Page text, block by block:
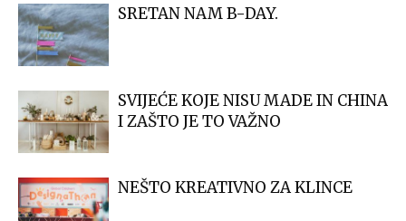
SRETAN NAM B-DAY.
SVIJEĆE KOJE NISU MADE IN CHINA
I ZAŠTO JE TO VAŽNO
NEŠTO KREATIVNO ZA KLINCE